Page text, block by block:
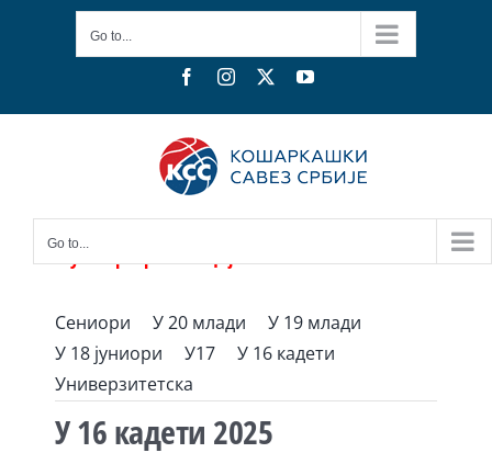
Go to...
FacebookInstagram YouTube
Go to...
Мушке репрезентације
Сениори У 20 млади
У 19 млади
У 18 јуниори
У17
У 16 кадети
Универзитетска
У 16 кадети 2025